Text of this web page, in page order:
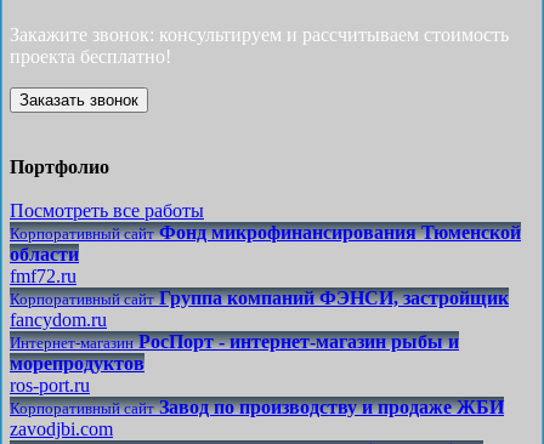
Закажите звонок: консультируем и рассчитываем стоимость
проекта бесплатно!
Заказать звонок
Портфолио
Посмотреть все работы
Корпоративный сайт Фонд микрофинансирования Тюменской
области
fmf72.ru
Корпоративный сайт Группа компаний ФЭНСИ, застройщик
fancydom.ru
Интернет-магазин РосПорт - интернет-магазин рыбы и
морепродуктов
ros-port.ru
Корпоративный сайт Завод по производству и продаже ЖБИ
zavodjbi.com